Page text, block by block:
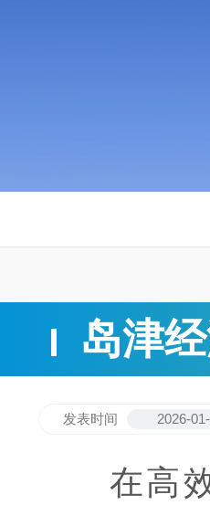
岛津
发表时间 2026-
在高效